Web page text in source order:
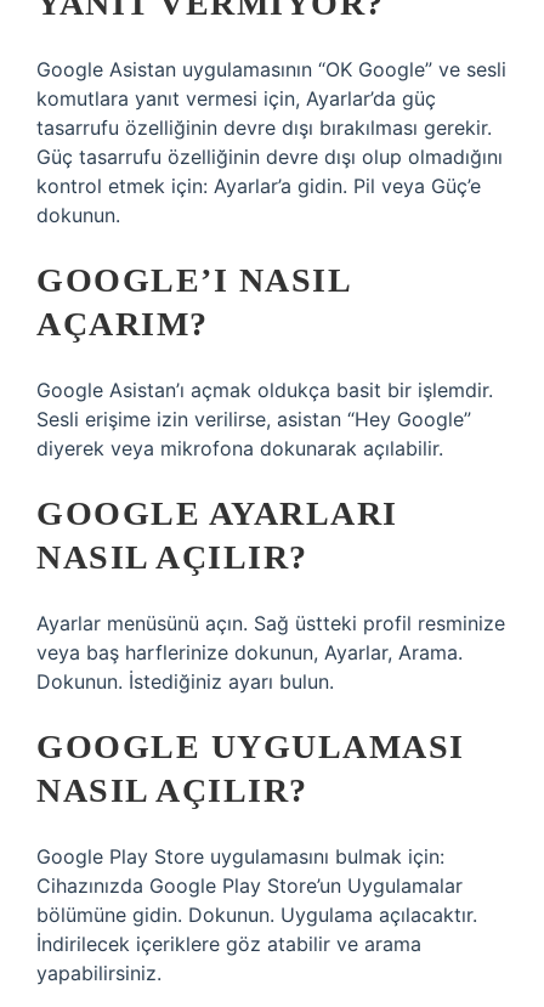
Google Asistan uygulamasının “‍OK Google” ve sesli
komutlara yanıt vermesi için, Ayarlar’da güç
tasarrufu özelliğinin devre dışı bırakılması gerekir.
Güç tasarrufu özelliğinin devre dışı olup olmadığını
kontrol etmek için: Ayarlar’a gidin. Pil veya Güç’e
dokunun.
GOOGLE’I NASIL
AÇARIM?
Google Asistan’ı açmak oldukça basit bir işlemdir.
Sesli erişime izin verilirse, asistan “Hey Google”
diyerek veya mikrofona dokunarak açılabilir.
GOOGLE AYARLARI
NASIL AÇILIR?
Ayarlar menüsünü açın. Sağ üstteki profil resminize
veya baş harflerinize dokunun, Ayarlar, Arama.
Dokunun. İstediğiniz ayarı bulun.
GOOGLE UYGULAMASI
NASIL AÇILIR?
Google Play Store uygulamasını bulmak için:
Cihazınızda Google Play Store’un Uygulamalar
bölümüne gidin. Dokunun. Uygulama açılacaktır.
İndirilecek içeriklere göz atabilir ve arama
yapabilirsiniz.